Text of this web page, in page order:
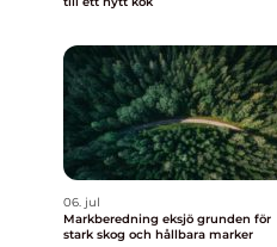
06. jul
Markberedning eksjö grunden för
stark skog och hållbara marker